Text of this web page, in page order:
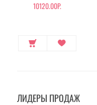
10120.00Р.
ЛИДЕРЫ ПРОДАЖ